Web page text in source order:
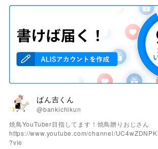
ばん吉くん
@bankichikun
焼鳥YouTuber目指してます！焼鳥贈りおじさん
https://www.youtube.com/channel/
?vie